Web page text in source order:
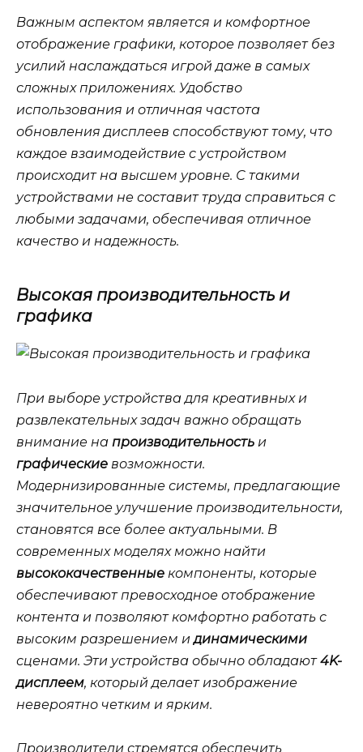
Важным аспектом является и комфортное
отображение графики, которое позволяет без
усилий наслаждаться игрой даже в самых
сложных приложениях. Удобство
использования и отличная частота
обновления дисплеев способствуют тому, что
каждое взаимодействие с устройством
происходит на высшем уровне. С такими
устройствами не составит труда справиться с
любыми задачами, обеспечивая отличное
качество и надежность.
Высокая производительность и
графика
При выборе устройства для креативных и
развлекательных задач важно обращать
внимание на производительность и
графические возможности.
Модернизированные системы, предлагающие
значительное улучшение производительности,
становятся все более актуальными. В
современных моделях можно найти
высококачественные компоненты, которые
обеспечивают превосходное отображение
контента и позволяют комфортно работать с
высоким разрешением идинамическими
сценами. Эти устройства обычно обладают4K-
дисплеем, который делает изображение
невероятно четким и ярким.
Производители стремятся обеспечить